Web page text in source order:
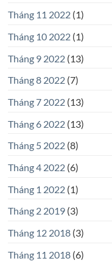
Tháng 11 2022(1)
Tháng 10 2022(1)
Tháng 9 2022(13)
Tháng 8 2022(7)
Tháng 7 2022(13)
Tháng 6 2022(13)
Tháng 5 2022(8)
Tháng 4 2022(6)
Tháng 1 2022(1)
Tháng 2 2019(3)
Tháng 12 2018(3)
Tháng 11 2018(6)